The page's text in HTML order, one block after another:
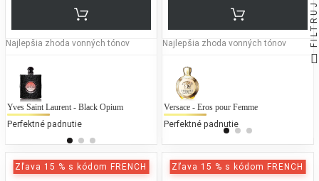
Najlepšia zhoda vonných tónov
Yves Saint Laurent - Black Opium
Perfektné padnutie
Maison Martin Margiela - Replica By the
Fireplace (Unisex)
25 % bežných vonných tónov
Najlepšia zhoda vonných tónov
Versace - Eros pour Femme
Perfektné padnutie
Zľava 15 % s kódom FRENCH Zľava 15 % s kódom FRENCH
FILTRUJ